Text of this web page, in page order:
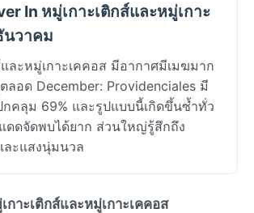
In หมู่เกาะเติกส์และหมู่เกาะ
นวาคม
ละหมู่เกาะเคคอส มีอากาศมีเมฆมาก
ลอด December: Providenciales มี
กคลุม 69% และรูปแบบนี้เกิดขึ้นซ้ำทั่ว
ดดจัดพบได้ยาก ส่วนใหญ่รู้สึกถึง
ละแสงนุ่มนวล
กาะเติกส์และหมู่เกาะเคคอส